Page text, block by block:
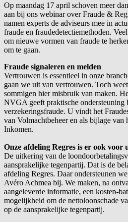
Op maandag 17 april schoven meer
aan bij ons webinar over Fraude &
namen experts de adviseurs mee in
fraude en fraudedetectiemethoden.
om nieuwe vormen van fraude te
om te gaan.
Fraude signaleren en melden
Vertrouwen is essentieel in onze
gaan we uit van vertrouwen. Toch
sommigen hier misbruik van maken.
NVGA geeft praktische ondersteuning
verzekeringsfraude. U vindt het
van Volmachtbeheer en als bijlage van
Inkomen.
Onze afdeling Regres is er ook voor
De uitkering van de
aansprakelijke tegenpartij. Dat is de
afdeling Regres. Daar ondersteunen
Avéro Achmea bij. We maken, na
aangeleverde informatie, een kosten-
mogelijkheid om de nettoloonschade
op de aansprakelijke tegenpartij.